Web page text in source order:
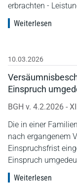
erbrachten -
Weiterlesen
10.03.2026
Einspruch
BGH v. 4.2.2026 -
Die in einer
nach ergangenem
Einspruchsfrist
Einspruch
Weiterlesen